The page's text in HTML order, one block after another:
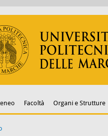
Facoltà Organi e Strutture